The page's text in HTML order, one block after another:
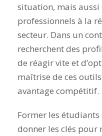
situation, mais
professionnels à la
secteur. Dans un
recherchent des
de réagir vite et
maîtrise de ces
avantage compétitif.
Former les étudiants
donner les clés pour